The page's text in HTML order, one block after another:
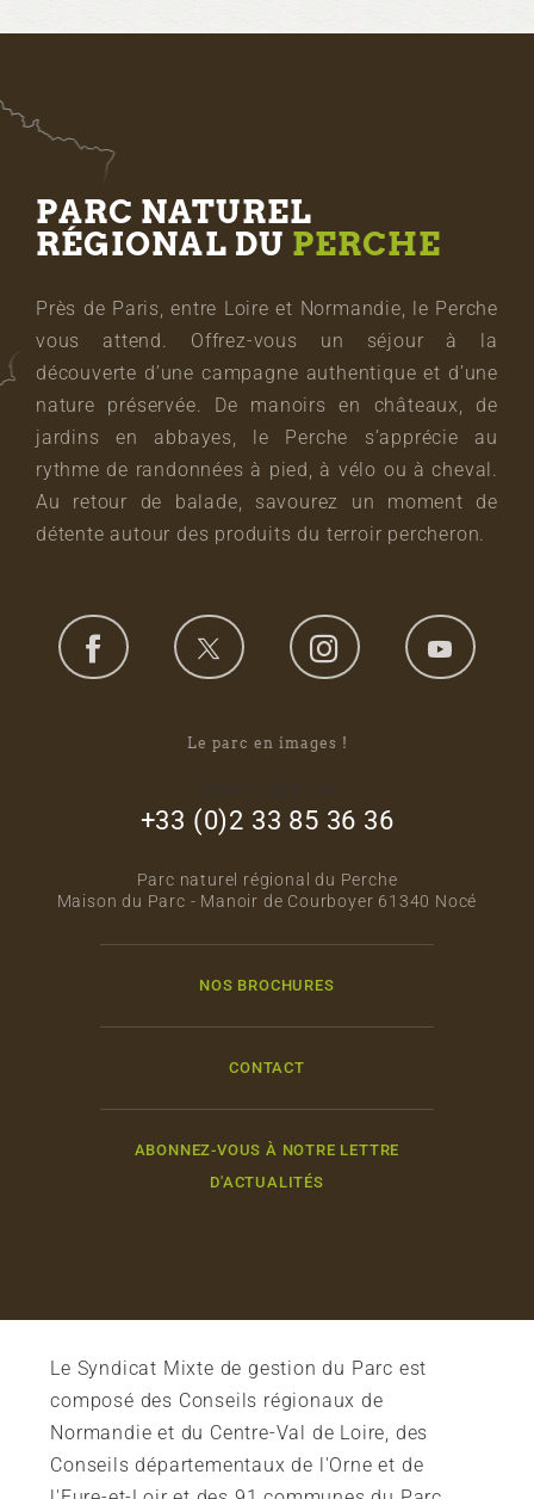
PARC NATUREL
RÉGIONAL DU PERCHE
Près de Paris, entre Loire et Normandie, le Perche
vous attend. Offrez-vous un séjour à la
découverte d’une campagne authentique et d’une
nature préservée. De manoirs en châteaux, de
jardins en abbayes, le Perche s’apprécie au
rythme de randonnées à pied, à vélo ou à cheval.
Au retour de balade, savourez un moment de
détente autour des produits du terroir percheron.
Le parc en images !
+33 (0)2 33 85 36 36
Parc naturel régional du Perche
Maison du Parc - Manoir de Courboyer 61340 Nocé
NOS BROCHURES
CONTACT
ABONNEZ-VOUS À NOTRE LETTRE
D'ACTUALITÉS
Le Syndicat Mixte de gestion du Parc est
composé des Conseils régionaux de
Normandie et du Centre-Val de Loire, des
Conseils départementaux de l'Orne et de